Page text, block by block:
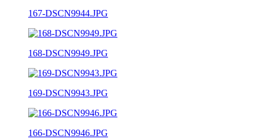
167-DSCN9944.JPG
168-DSCN9949.JPG
169-DSCN9943.JPG
166-DSCN9946.JPG